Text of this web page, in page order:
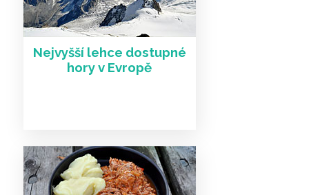
Další články a zajímavosti
Nejvyšší lehce dostupné
hory v Evropě